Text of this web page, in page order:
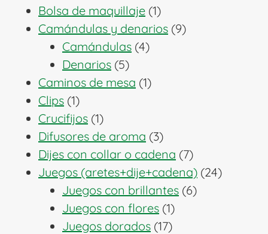
Bolsa de maquillaje 11
producto
Camándulas y denarios 99
Camándulas 44
Denarios 55
productos
Caminos de mesa 11
Clips 11
producto
Crucifijos 11
producto
Difusores de aroma 33
productos
Dijes con collar o cadena 77
productos
Juegos (aretes+dije+cadena) 2424
Juegos con brillantes 66
Juegos con flores 11
producto
Juegos dorados 1717